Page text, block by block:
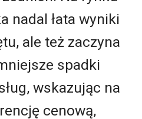
nadal łata wyniki
ale też zaczyna
spadki
wskazując na
cenową,